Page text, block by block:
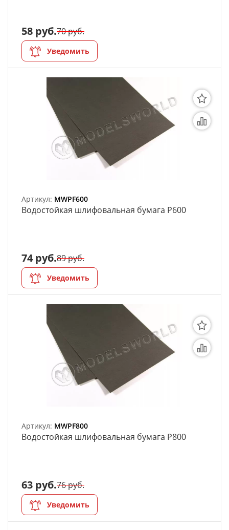
58 руб.70 руб.
Уведомить
Артикул: MWPF600
Bодостойкая шлифовальная бумага P600
74 руб.89 руб.
Уведомить
Артикул: MWPF800
Bодостойкая шлифовальная бумага P800
63 руб.76 руб.
Уведомить